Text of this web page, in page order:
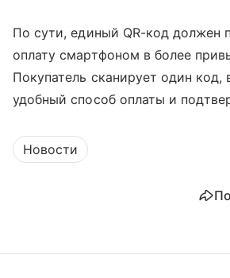
По сути, единый QR-код должен
оплату смартфоном в более
Покупатель сканирует один код,
удобный способ оплаты и
Новости